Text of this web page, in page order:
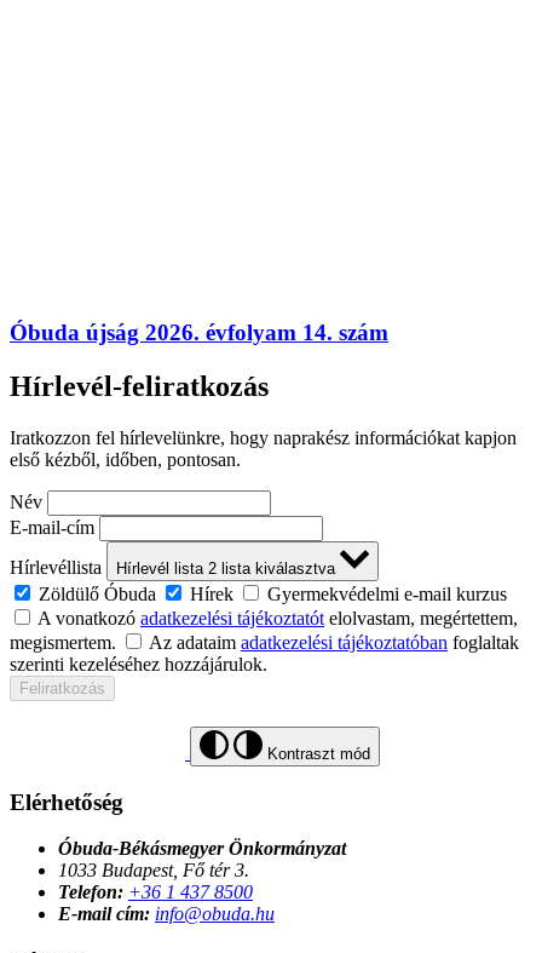
Óbuda újság 2026. évfolyam 14. szám
Hírlevél-feliratkozás
Iratkozzon fel hírlevelünkre, hogy naprakész információkat kapjon
első kézből, időben, pontosan.
Név
E-mail-cím
Hírlevéllista
Hírlevél lista 2 lista kiválasztva
Zöldülő Óbuda Hírek
Gyermekvédelmi e-mail kurzus
A vonatkozó adatkezelési tájékoztatót elolvastam, megértettem,
megismertem.
Az adataim adatkezelési tájékoztatóban foglaltak
szerinti kezeléséhez hozzájárulok.
Feliratkozás
Kontraszt mód
Elérhetőség
Óbuda-Békásmegyer Önkormányzat
1033 Budapest, Fő tér 3.
Telefon: +36 1 437 8500
E-mail cím: info@obuda.hu